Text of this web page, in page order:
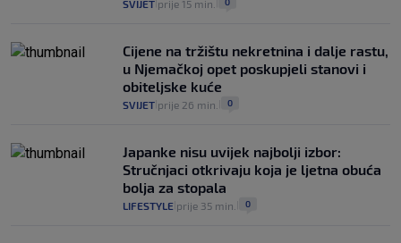
SVIJET prije 15 min.
Cijene na tržištu nekretnina i dalje rastu,
u Njemačkoj opet poskupjeli stanovi i
obiteljske kuće
SVIJET prije 26 min. 0
Japanke nisu uvijek najbolji izbor:
Stručnjaci otkrivaju koja je ljetna obuća
bolja za stopala
LIFESTYLE prije 35 min. 0